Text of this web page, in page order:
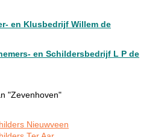
en Klusbedrijf Willem de
en Schildersbedrijf L P de
"Zevenhoven"
Nieuwveen